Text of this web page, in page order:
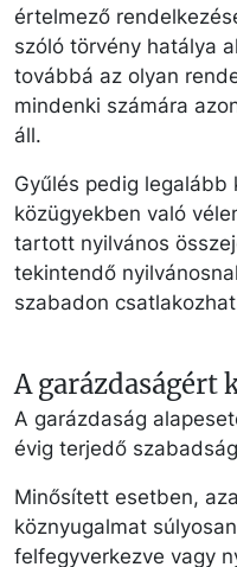
értelmező
szóló törvény hatálya
továbbá az olyan
mindenki számára
áll.
Gyűlés pedig legalább
közügyekben való
tartott nyilvános
tekintendő
szabadon
A garázdaságért
A garázdaság
évig terjedő
Minősített esetben,
köznyugalmat
felfegyverkezve vagy